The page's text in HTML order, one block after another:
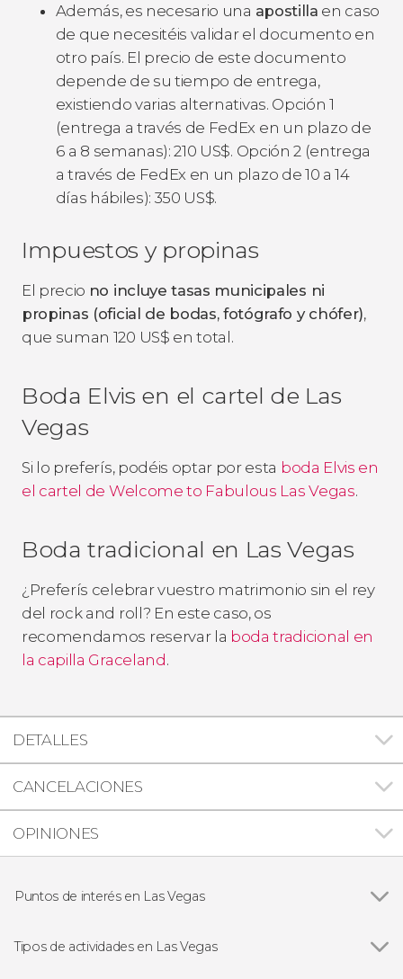
Además, es necesario una apostilla en caso
de que necesitéis validar el documento en
otro país. El precio de este documento
depende de su tiempo de entrega,
existiendo varias alternativas. Opción 1
(entrega a través de FedEx en un plazo de
6 a 8 semanas): 210 US$. Opción 2 (entrega
a través de FedEx en un plazo de 10 a 14
días hábiles): 350 US$.
Impuestos y propinas
El precio no incluye tasas municipales ni
propinas (oficial de bodas, fotógrafo y chófer),
que suman 120 US$ en total.
Boda Elvis en el cartel de Las
Vegas
Si lo preferís, podéis optar por esta boda Elvis en
el cartel de Welcome to Fabulous Las Vegas.
Boda tradicional en Las Vegas
¿Preferís celebrar vuestro matrimonio sin el rey
del rock and roll? En este caso, os
recomendamos reservar la boda tradicional en
la capilla Graceland.
DETALLES
CANCELACIONES
OPINIONES
Puntos de interés en Las Vegas
Strip de Las vegas
Tipos de actividades en Las Vegas